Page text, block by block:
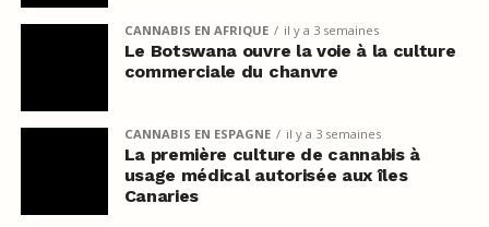
CANNABIS EN AFRIQUE il y a 3 semaines
Le Botswana ouvre la voie à la culture
commerciale du chanvre
CANNABIS EN ESPAGNE il y a 3 semaines
La première culture de cannabis à
usage médical autorisée aux îles
Canaries